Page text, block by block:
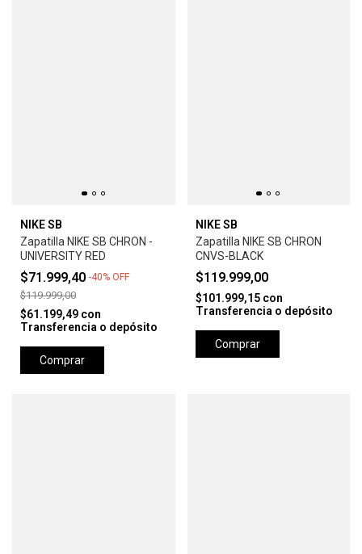
NIKE SB
Zapatilla NIKE SB CHRON -
UNIVERSITY RED
$71.999,40 -40% OFF
$119.999,00
$61.199,49 con
Transferencia o depósito
Comprar
NIKE SB
Zapatilla NIKE SB CHRON
CNVS-BLACK
$119.999,00
$101.999,15 con
Transferencia o depósito
Comprar